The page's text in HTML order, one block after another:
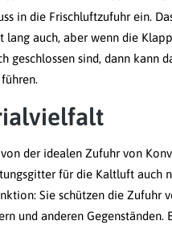
in die Frischluftzufuhr ein.
lang auch, aber wenn die
geschlossen sind, dann kann
der idealen Zufuhr von
für die Kaltluft auch
Sie schützen die Zufuhr
und anderen Gegenständen.